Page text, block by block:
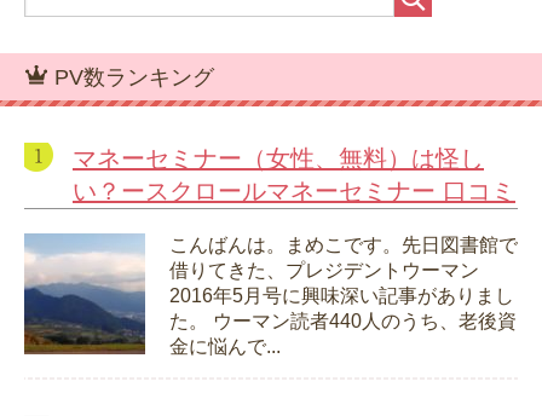
PV数ランキング
マネーセミナー（女性、無料）は怪し
い？ースクロールマネーセミナー 口コミ
こんばんは。まめこです。先日図書館で
借りてきた、プレジデントウーマン
2016年5月号に興味深い記事がありまし
た。 ウーマン読者440人のうち、老後資
金に悩んで...